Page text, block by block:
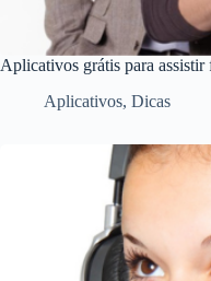
Aplicativos grátis para
Aplicativos, Dicas